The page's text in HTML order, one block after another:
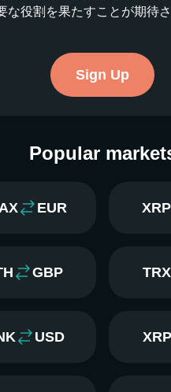
な役割を果たすことが期待さ
Sign Up
Popular
EUR XRP
GBP TRX
USD XRP